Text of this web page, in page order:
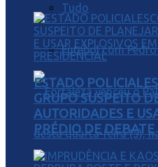
Tudo
Futebol com
ESTADO
GRUPO SUSPEITO
AUTORIDADES E
PRÉDIO DE